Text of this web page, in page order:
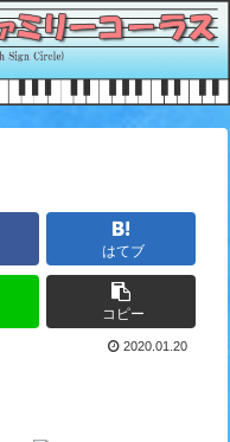
はてブ
コピー
2020.01.20